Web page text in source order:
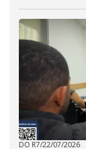
DO R7/22/07/2026